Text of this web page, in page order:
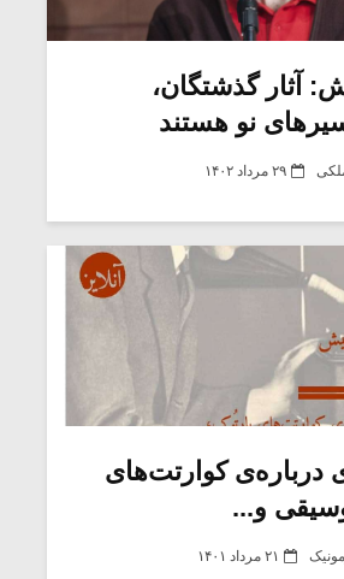
آثار گذشتگان،
نو هستند
۲۹ مرداد ۱۴۰۲
درباره‌ی کوارتت‌های
و...
۲۱ مرداد ۱۴۰۱